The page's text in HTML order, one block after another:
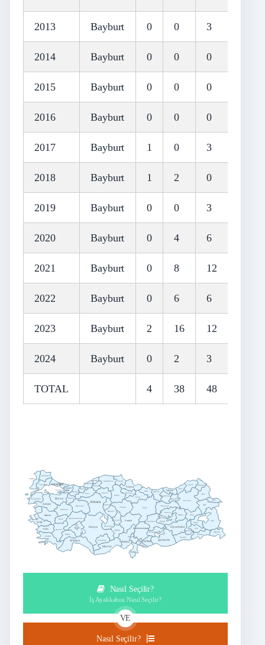
2013 Bayburt 0 0 3
2014 Bayburt 0 0 0
2015 Bayburt 0 0 0
2016 Bayburt 0 0 0
2017 Bayburt 1 0 3
2018 Bayburt 1 2 0
2019 Bayburt 0 0 3
2020 Bayburt 0 4 6
2021 Bayburt 0 8 12
2022 Bayburt 0 6 6
2023 Bayburt 2 16 12
2024 Bayburt 0 2 3
TOTAL 4 38 48
Adana
Adıyaman
Afyonkarahisar
Aksaray
Amasya
Ankara
Antalya
Ardahan
Artvin
Aydın
Ağrı
Balıkesir
Bartın
Batman
Bayburt
Bilecik
Bingöl
Bitlis
Bolu
Burdur
Bursa
Denizli
Diyarbakır
Düzce
Edirne
Elazığ
Erzincan
Erzurum
Eskişehir
Gaziantep
Giresun
Gümüşhane
Hakkâri
Hatay
Isparta
Istanbul
İzmir
Kahramanmaraş
Karabük
Karaman
Kars
Kastamonu
Kayseri
Kilis
Kocaeli
Konya
Kütahya
Kırklareli
Kırıkkale
Kırşehir
Malatya
Manisa
Mardin
Mersin
Muğla
Muş
Nevşehir
Niğde
Ordu
Osmaniye
Rize
Sakarya
Samsun
Siirt
Sinop
Sivas
Tekirdağ
Tokat
Trabzon
Tunceli
Uşak
Van
Yalova
Yozgat
Zonguldak
Çanakkale
Çankırı
Çorum
Şanlıurfa
Şırnak
Nasıl Seçilir?
İş Ayakkabısı Nasıl Seçilir?
VE
Nasıl Seçilir?